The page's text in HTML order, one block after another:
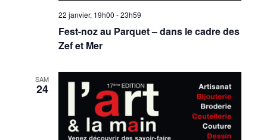
22 janvier, 19h00 -23h59
Fest-noz au Parquet – dans le cadre des
Zef et Mer
SAM
24